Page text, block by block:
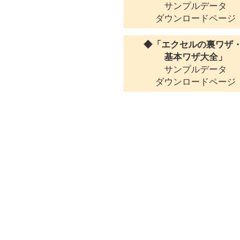
サンプルデータ
ダウンロードページ
◆「エクセルの裏ワザ・
基本ワザ大全」
サンプルデータ
ダウンロードページ